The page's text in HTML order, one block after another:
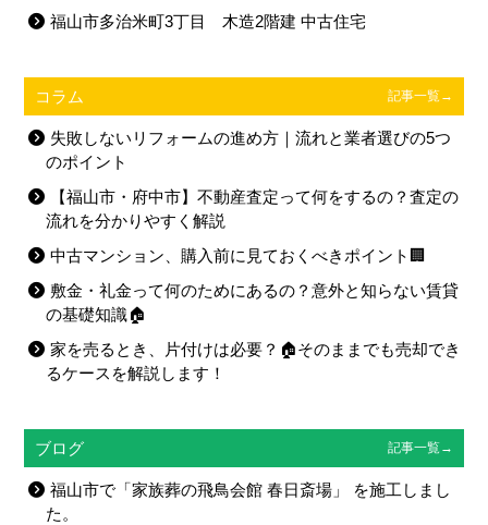
福山市多治米町3丁目 木造2階建 中古住宅
コラム 記事一覧→
失敗しないリフォームの進め方｜流れと業者選びの5つ
のポイント
【福山市・府中市】不動産査定って何をするの？査定の
流れを分かりやすく解説
中古マンション、購入前に見ておくべきポイント🏢
敷金・礼金って何のためにあるの？意外と知らない賃貸
の基礎知識🏠
家を売るとき、片付けは必要？🏠そのままでも売却でき
るケースを解説します！
ブログ 記事一覧→
福山市で「家族葬の飛鳥会館 春日斎場」 を施工しまし
た。